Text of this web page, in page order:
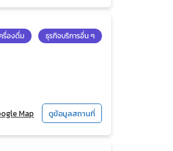
รื่องดื่ม ธุรกิจบริการอื่น ๆ
Map ดูข้อมูลสถานที่